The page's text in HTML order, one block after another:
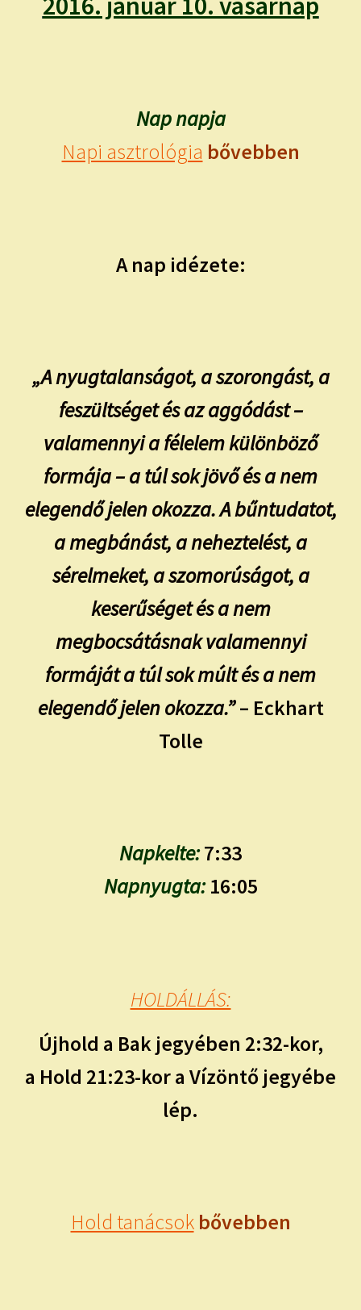
Nap napja
Napi asztrológia bővebben
A nap idézete:
„A nyugtalanságot, a szorongást, a
feszültséget és az aggódást –
valamennyi a félelem különböző
formája – a túl sok jövő és a nem
elegendő jelen okozza. A bűntudatot,
a megbánást, a neheztelést, a
sérelmeket, a szomorúságot, a
keserűséget és a nem
megbocsátásnak valamennyi
formáját a túl sok múlt és a nem
elegendő jelen okozza.”– Eckhart
Tolle
Napkelte:7:33
Napnyugta:16:05
HOLDÁLLÁS:
Újhold a Bak jegyében 2:32-kor,
a Hold 21:23-kor a Vízöntő jegyébe
lép.
Hold tanácsokbővebben